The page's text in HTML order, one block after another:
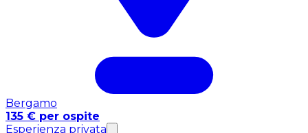
Bergamo
135 € per ospite
Esperienza privata